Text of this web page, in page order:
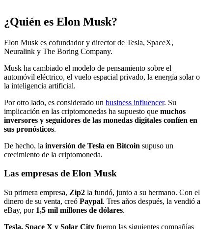
¿Quién es Elon Musk?
Elon Musk es cofundador y director de Tesla, SpaceX,
Neuralink y The Boring Company.
Musk ha cambiado el modelo de pensamiento sobre el
automóvil eléctrico, el vuelo espacial privado, la energía solar o
la inteligencia artificial.
Por otro lado, es considerado un business influencer. Su
implicación en las criptomonedas ha supuesto que muchos
inversores y seguidores de las monedas digitales confíen en
sus pronósticos.
De hecho, la inversión de Tesla en Bitcoin supuso un
crecimiento de la criptomoneda.
Las empresas de Elon Musk
Su primera empresa, Zip2 la fundó, junto a su hermano. Con el
dinero de su venta, creó Paypal. Tres años después, la vendió a
eBay, por 1,5 mil millones de dólares.
Tesla, Space X y Solar City fueron las siguientes compañías